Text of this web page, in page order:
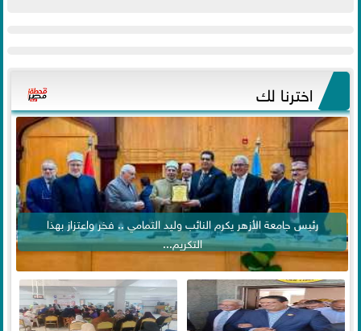
اخترنا لك
رئيس جامعة الأزهر يكرم النائب وليد التمامي .. فخر واعتزاز بهذا
التكريم...